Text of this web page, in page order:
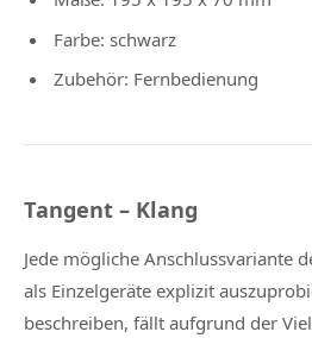
Farbe: schwarz
Zubehör: Fernbedienung
Tangent – Klang
Jede mögliche Anschlussvariante
als Einzelgeräte explizit
beschreiben, fällt aufgrund der